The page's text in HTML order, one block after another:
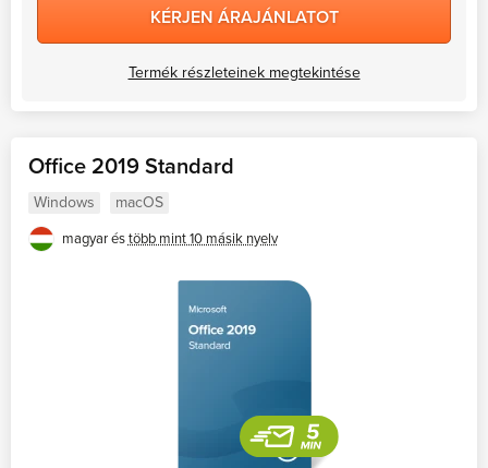
KÉRJEN ÁRAJÁNLATOT
Termék részleteinek megtekintése
Office 2019 Standard
Windows macOS
magyar éstöbb mint 10 másik nyelv